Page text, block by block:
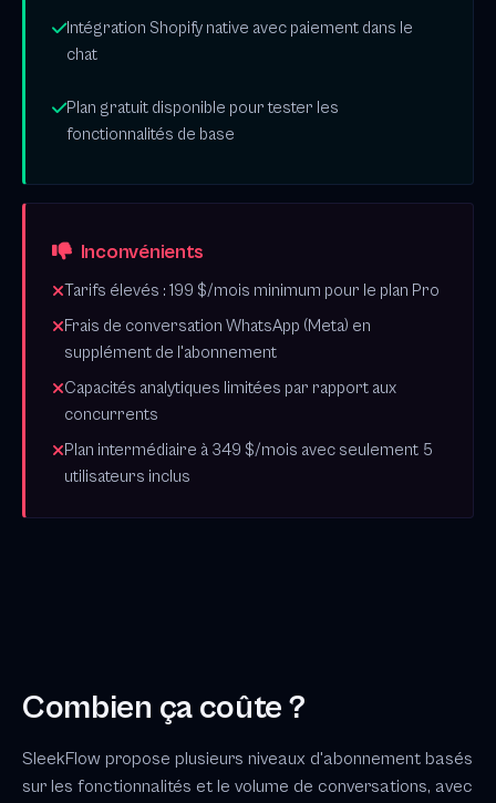
Intégration Shopify native avec paiement dans le
chat
Plan gratuit disponible pour tester les
fonctionnalités de base
Inconvénients
Tarifs élevés : 199 $/mois minimum pour le plan Pro
Frais de conversation WhatsApp (Meta) en
supplément de l'abonnement
Capacités analytiques limitées par rapport aux
concurrents
Plan intermédiaire à 349 $/mois avec seulement 5
utilisateurs inclus
Combien ça coûte ?
SleekFlow propose plusieurs niveaux d'abonnement basés
sur les fonctionnalités et le volume de conversations, avec